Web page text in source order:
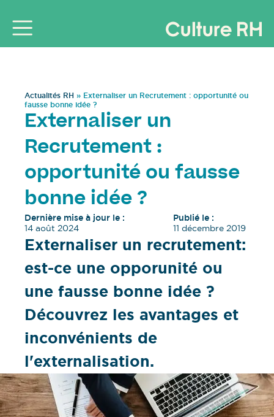
Actualités RH » Externaliser un Recrutement : opportunité ou
fausse bonne idée ?
Externaliser un
Recrutement :
opportunité ou fausse
bonne idée ?
Dernière mise à jour le :
14 août 2024
Publié le :
11 décembre 2019
Externaliser un recrutement:
est-ce une opporunité ou
une fausse bonne idée ?
Découvrez les avantages et
inconvénients de
l'externalisation.